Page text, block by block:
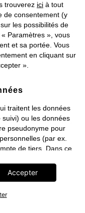
trouverez ici à tout
de consentement (y
les possibilités de
Paramètres », vous
et sa portée. Vous
en cliquant sur
».
traitent les données
ou les données
pseudonyme pour
(par ex.
de tiers. Dans ce
mais également
par ce prestataire
seront alors
Accepter